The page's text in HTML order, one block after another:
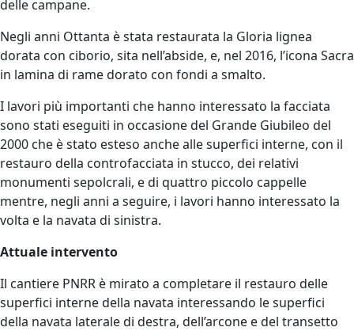
delle campane.
Negli anni Ottanta è stata restaurata la Gloria lignea
dorata con ciborio, sita nell’abside, e, nel 2016, l’icona Sacra
in lamina di rame dorato con fondi a smalto.
I lavori più importanti che hanno interessato la facciata
sono stati eseguiti in occasione del Grande Giubileo del
2000 che è stato esteso anche alle superfici interne, con il
restauro della controfacciata in stucco, dei relativi
monumenti sepolcrali, e di quattro piccolo cappelle
mentre, negli anni a seguire, i lavori hanno interessato la
volta e la navata di sinistra.
Attuale intervento
Il cantiere PNRR è mirato a completare il restauro delle
superfici interne della navata interessando le superfici
della navata laterale di destra, dell’arcone e del transetto